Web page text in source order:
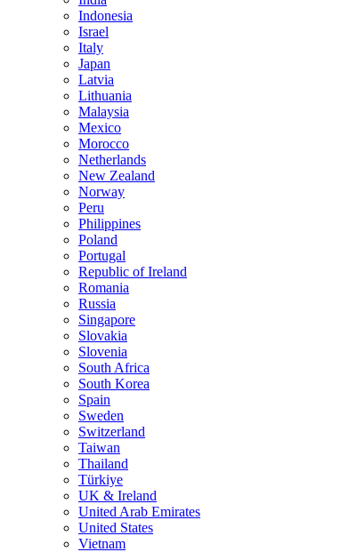
Indonesia
Israel
Italy
Japan
Latvia
Lithuania
Malaysia
Mexico
Morocco
Netherlands
New Zealand
Norway
Peru
Philippines
Poland
Portugal
Republic of Ireland
Romania
Russia
Singapore
Slovakia
Slovenia
South Africa
South Korea
Spain
Sweden
Switzerland
Taiwan
Thailand
Türkiye
UK & Ireland
United Arab Emirates
United States
Vietnam